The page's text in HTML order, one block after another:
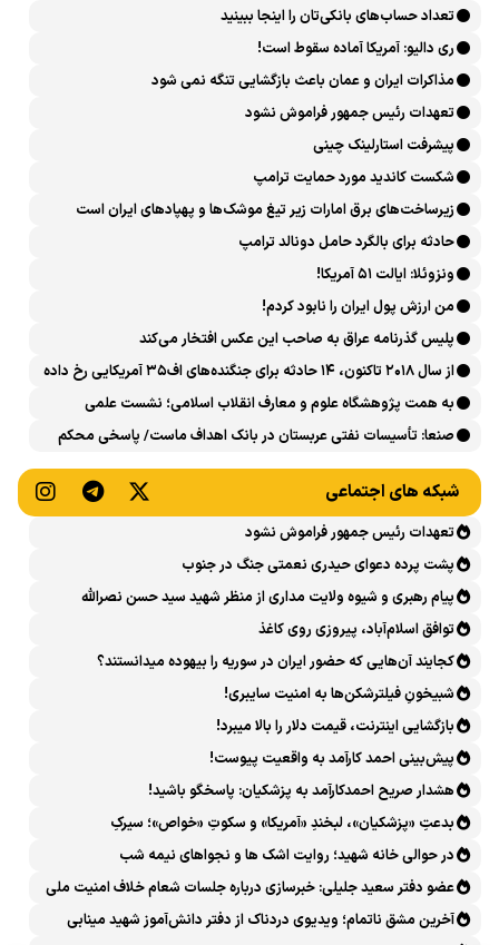
تعداد حساب‌های بانکی‌تان را اینجا ببینید
ری دالیو: آمریکا آماده سقوط است!
مذاکرات ایران و عمان باعث بازگشایی تنگه نمی شود
تعهدات رئیس جمهور فراموش نشود
پیشرفت ‏استارلینک چینی
شکست کاندید مورد حمایت ترامپ
زیرساخت‌های برق امارات زیر تیغ موشک‌ها و پهپادهای ایران است
حادثه برای بالگرد حامل دونالد ترامپ
ونزوئلا: ایالت ۵۱ آمریکا!
من ارزش پول ایران را نابود کردم!
پلیس گذرنامه عراق به صاحب این عکس افتخار می‌کند
از سال ۲۰۱۸ تاکنون، ۱۴ حادثه برای جنگنده‌های اف۳۵ آمریکایی رخ داده
است
به همت پژوهشگاه علوم و معارف انقلاب اسلامی؛ نشست علمی
«اربعین حسینی در منظومه فکری رهبر شهید، امام خامنه‌ای» برگزار
صنعا: تأسیسات نفتی عربستان در بانک اهداف ماست/ پاسخی محکم
شبکه های اجتماعی
تعهدات رئیس جمهور فراموش نشود
پشت پرده دعوای حیدری نعمتی جنگ در جنوب
پیام رهبری و شیوه ولایت مداری از منظر شهید سید حسن نصرالله
توافق اسلام‌آباد، پیروزی روی کاغذ
کجایند آن‌هایی که حضور ایران در سوریه را بیهوده میدانستند؟
شبیخونِ فیلترشکن‌ها به امنیت سایبری!
بازگشایی اینترنت، قیمت دلار را بالا میبرد!
پیش‌بینی احمد کارآمد به واقعیت پیوست!
هشدار صریح احمدکارآمد به پزشکیان: پاسخگو باشید!
بدعتِ «پزشکیان»، لبخندِ «آمریکا» و سکوتِ «خواص»؛ سیرکِ
قانون‌گریزی در روز روشن!
در حوالی خانه شهید؛ روایت اشک ها و نجواهای نیمه شب
عضو دفتر سعید جلیلی: خبرسازی درباره جلسات شعام خلاف امنیت ملی
است
آخرین مشق ناتمام؛ ویدیوی دردناک از دفتر دانش‌آموز شهید مینابی